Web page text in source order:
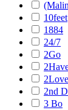
10feet
1884
24/7
2Go
2nd
3 Bo